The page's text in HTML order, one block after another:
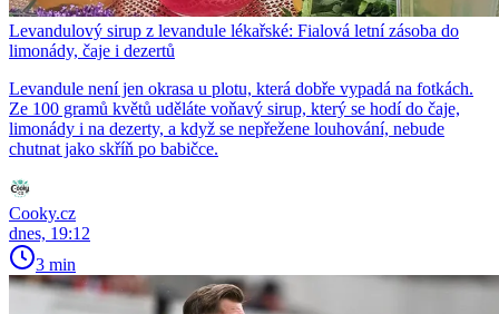
Levandulový sirup z levandule lékařské: Fialová letní zásoba do
limonády, čaje i dezertů
Levandule není jen okrasa u plotu, která dobře vypadá na fotkách.
Ze 100 gramů květů uděláte voňavý sirup, který se hodí do čaje,
limonády i na dezerty, a když se nepřežene louhování, nebude
chutnat jako skříň po babičce.
Cooky.cz
dnes, 19:12
3 min